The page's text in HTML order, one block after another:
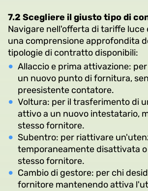
7.2 Scegliere il giusto tipo di
Navigare nell'offerta di tariffe luce
una comprensione approfondita
tipologie di contratto disponibili:
Allaccio e prima attivazione:
un nuovo punto di fornitura,
preesistente contatore.
Voltura: per il trasferimento di
attivo a un nuovo intestatario,
stesso fornitore.
Subentro: per riattivare
temporaneamente disattivata
stesso fornitore.
Cambio di gestore: per chi
fornitore mantenendo attiva